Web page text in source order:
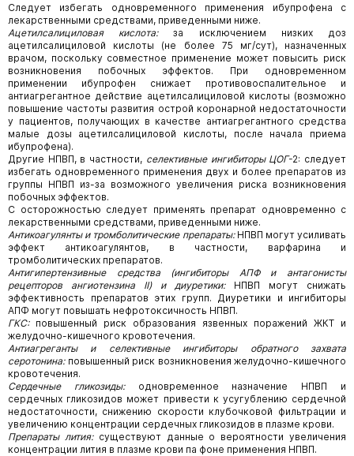
Следует избегать одновременного применения ибупрофена с
лекарственными средствами, приведенными ниже.
Ацетилсалициловая кислота:за исключением низких доз
ацетилсалициловой кислоты (не более 75 мг/сут), назначенных
врачом, поскольку совместное применение может повысить риск
возникновения побочных эффектов. При одновременном
применении ибупрофен снижает противовоспалительное и
антиагрегантное действие ацетилсалициловой кислоты (возможно
повышение частоты развития острой коронарной недостаточности
у пациентов, получающих в качестве антиагрегантного средства
малые дозы ацетилсалициловой кислоты, после начала приема
ибупрофена).
Другие НПВП, в частности, селективные ингибиторы ЦОГ-2: следует
избегать одновременного применения двух и более препаратов из
группы НПВП из-за возможного увеличения риска возникновения
побочных эффектов.
С осторожностью следует применять препарат одновременно с
лекарственными средствами, приведенными ниже.
Антикоагулянты и тромболитические препараты:НПВП могут усиливать
эффект антикоагулянтов, в частности, варфарина и
тромболитических препаратов.
Антигипертензивные средства (ингибиторы АПФ и антагонисты
рецепторов ангиотензина II) и диуретики:НПВП могут снижать
эффективность препаратов этих групп. Диуретики и ингибиторы
АПФ могут повышать нефротоксичность НПВП.
ГКС:повышенный риск образования язвенных поражений ЖКТ и
желудочно-кишечного кровотечения.
Антиагреганты и селективные ингибиторы обратного захвата
серотонина:повышенный риск возникновения желудочно-кишечного
кровотечения.
Сердечные гликозиды:одновременное назначение НПВП и
сердечных гликозидов может привести к усугублению сердечной
недостаточности, снижению скорости клубочковой фильтрации и
увеличению концентрации сердечных гликозидов в плазме крови.
Препараты лития:существуют данные о вероятности увеличения
концентрации лития в плазме крови па фоне применения НПВП.